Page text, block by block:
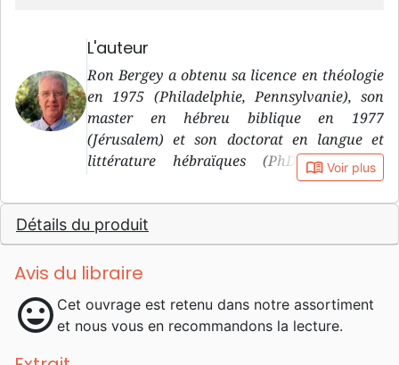
L'auteur
Ron Bergey a obtenu sa licence en théologie
en 1975 (Philadelphie, Pennsylvanie), son
master en hébreu biblique en 1977
(Jérusalem) et son doctorat en langue et
littérature hébraïques (PhD) en 1983
(Philadelphie). Son directeur de thèse, le Dr
Avi Hurvitz, est professeur d’hébreu biblique
à l’Université Hébraïque de Jérusalem. Dès
1978, il a enseigné l’hébreu biblique et
l’Ancien Testament en faculté à Jérusalem,
1992, il a été professeur d’hébreu biblique et
d’Ancien Testament à la Faculté Jean Calvin,
book_open Voir plus
Détails du produit
Avis du libraire
mood Cet ouvrage est retenu dans notre assortiment
et nous vous en recommandons la lecture.